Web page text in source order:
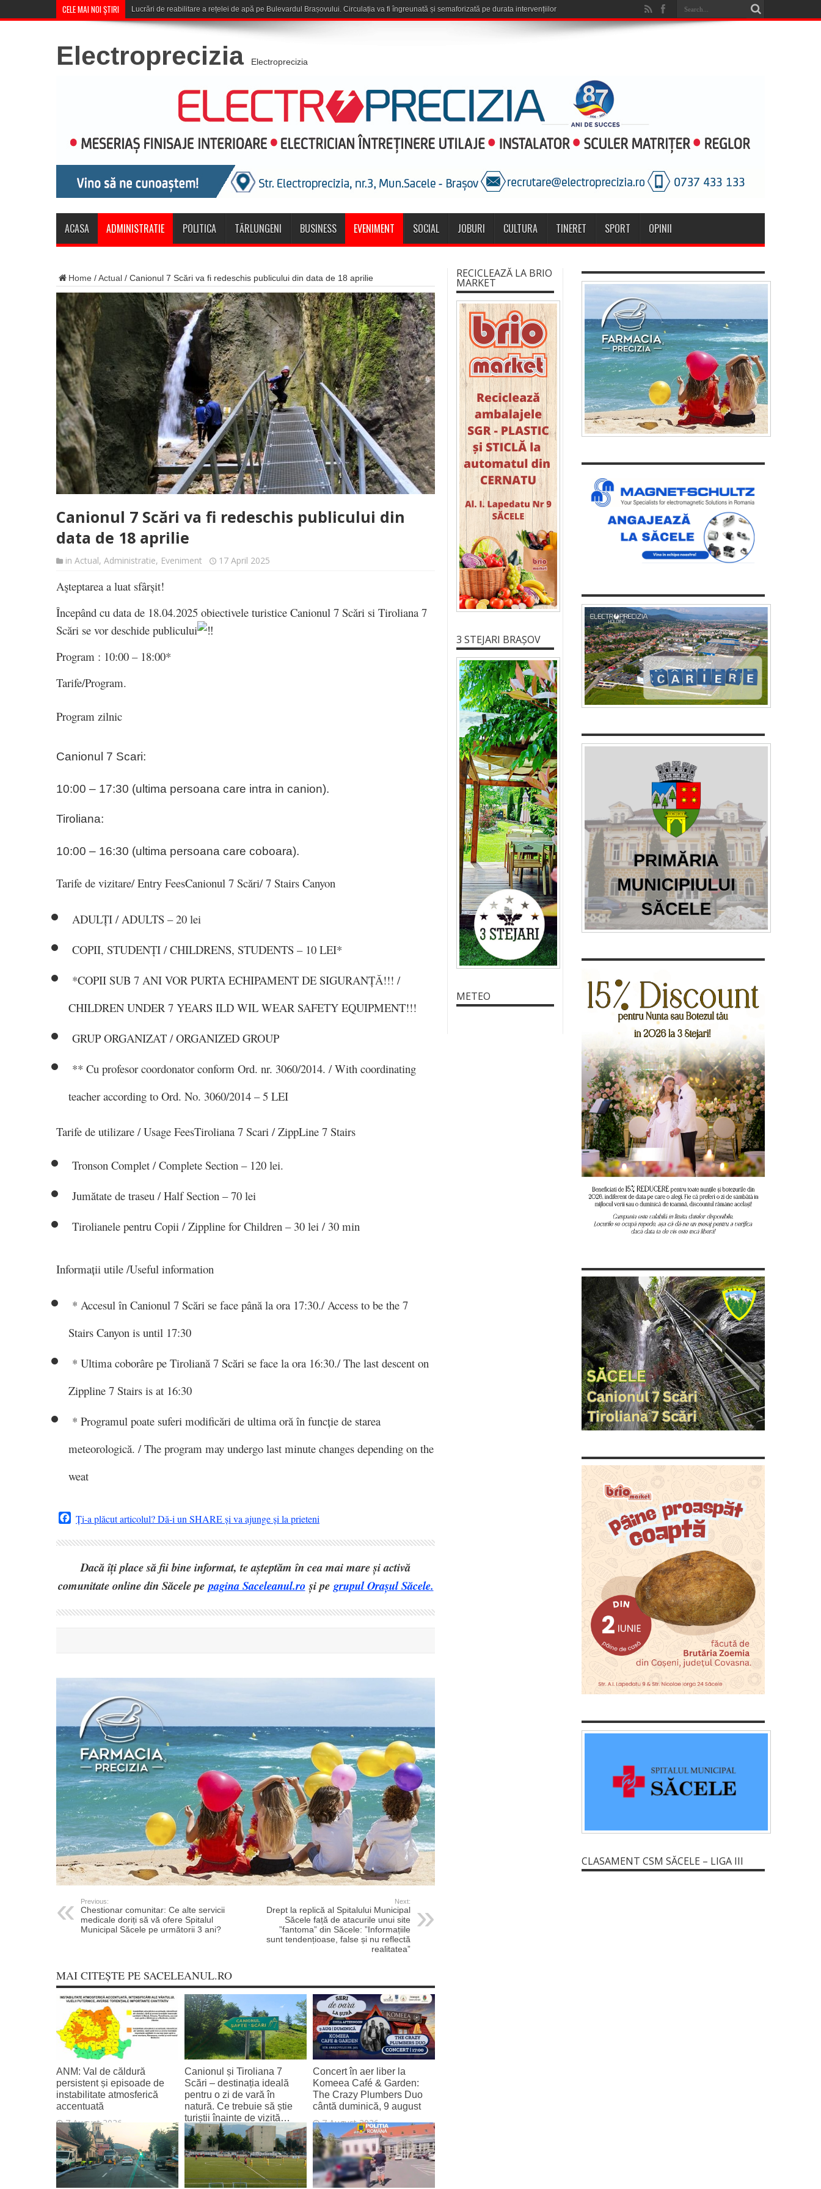
CELE MAI NOI ȘTIRI Corona Brașov se califică în T
Electroprecizia Electroprecizia
ACASA ADMINISTRATIE POLITICA TĂRLUNGENI BUSINESS EVENIMENT SOCIAL JOBURI CULTURA TINERET SPORT OPINII
Home /Actual / Canionul 7 Scări va fi redeschis publicului din data de 18 aprilie
Canionul 7 Scări va fi redeschis publicului din
data de 18 aprilie
in Actual, Administratie, Eveniment 17 April 2025
Aşteptarea a luat sfârșit!
Începând cu data de 18.04.2025 obiectivele turistice Canionul 7 Scǎri si Tiroliana 7
Scări se vor deschide publicului
Program : 10:00 – 18:00*
Tarife/Program.
Program zilnic
Canionul 7 Scari:
10:00 – 17:30 (ultima persoana care intra in canion).
Tiroliana:
10:00 – 16:30 (ultima persoana care coboara).
Tarife de vizitare/ Entry FeesCanionul 7 Scări/ 7 Stairs Canyon
ADULȚI / ADULTS – 20 lei
COPII, STUDENȚI / CHILDRENS, STUDENTS – 10 LEI*
*COPII SUB 7 ANI VOR PURTA ECHIPAMENT DE SIGURANȚĂ!!! /
CHILDREN UNDER 7 YEARS ILD WIL WEAR SAFETY EQUIPMENT!!!
GRUP ORGANIZAT / ORGANIZED GROUP
** Cu profesor coordonator conform Ord. nr. 3060/2014. / With coordinating
teacher according to Ord. No. 3060/2014 – 5 LEI
Tarife de utilizare / Usage FeesTiroliana 7 Scari / ZippLine 7 Stairs
Tronson Complet / Complete Section – 120 lei.
Jumătate de traseu / Half Section – 70 lei
Tirolianele pentru Copii / Zippline for Children – 30 lei / 30 min
Informații utile /Useful information
* Accesul în Canionul 7 Scări se face până la ora 17:30./ Access to be the 7
Stairs Canyon is until 17:30
* Ultima coborâre pe Tiroliană 7 Scări se face la ora 16:30./ The last descent on
Zippline 7 Stairs is at 16:30
* Programul poate suferi modificări de ultima oră în funcție de starea
meteorologică. / The program may undergo last minute changes depending on the
weat
Facebook
Ți-a plăcut articolul? Dă-i un SHARE și va ajunge și la prieteni
Dacă îți place să fii bine informat, te așteptăm în cea mai mare și activă
comunitate online din Săcele pepagina Saceleanul.roși pe grupul Orașul Săcele.
Previous:
Chestionar comunitar: Ce alte servicii
medicale doriți să vă ofere Spitalul
Municipal Săcele pe următorii 3 ani?
Next:
Drept la replică al Spitalului Municipal
Săcele față de atacurile unui site
”fantoma” din Săcele: ”Informațiile
sunt tendențioase, false și nu reflectă
realitatea”
MAI CITEȘTE PE SACELEANUL.RO
ANM: Val de căldură
persistent și episoade de
instabilitate atmosferică
accentuată
7 August 2026
Canionul și Tiroliana 7
Scări – destinația ideală
pentru o zi de vară în
natură. Ce trebuie să știe
turiștii înainte de vizită…
7 August 2026
Concert în aer liber la
Komeea Café & Garden:
The Crazy Plumbers Duo
cântă duminică, 9 august
7 August 2026
RECICLEAZĂ LA BRIO
MARKET
3 STEJARI BRAȘOV
METEO
CLASAMENT CSM SĂCELE – LIGA III